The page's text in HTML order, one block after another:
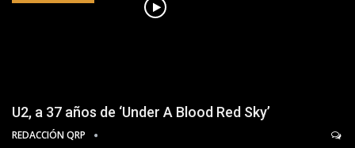
U2, a 37 años de ‘Under A Blood Red Sky’
REDACCIÓN QRP